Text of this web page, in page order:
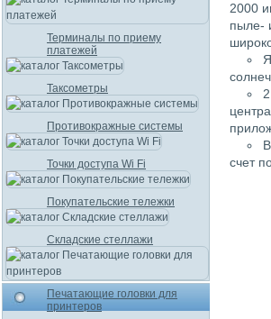
2000
пыле-
счет
Терминалы по приему
платежей
Таксометры
Противокражные системы
Точки доступа Wi Fi
Покупательские тележки
Складские стеллажи
Печатающие головки для
принтеров